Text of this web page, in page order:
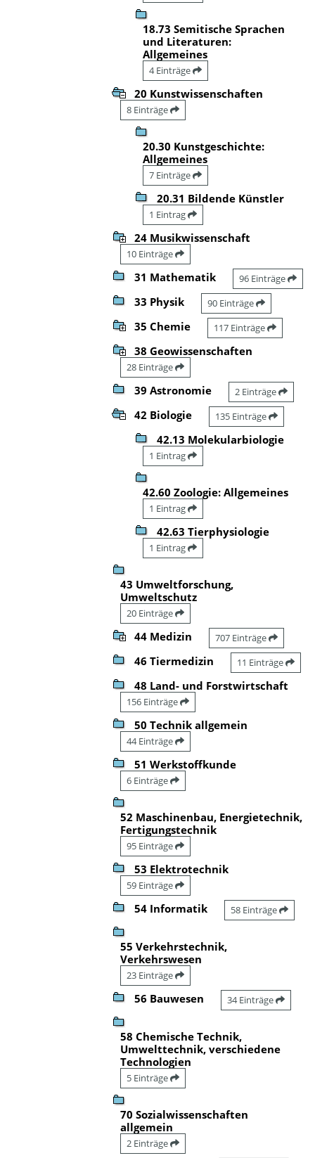
18.73 Semitische Sprachen
und Literaturen:
Allgemeines
4 Einträge
20 Kunstwissenschaften
8 Einträge
20.30 Kunstgeschichte:
Allgemeines
7 Einträge
20.31 Bildende Künstler
1 Eintrag
24 Musikwissenschaft
10 Einträge
31 Mathematik 96 Einträge
33 Physik 90 Einträge
35 Chemie 117 Einträge
38 Geowissenschaften
28 Einträge
39 Astronomie 2 Einträge
42 Biologie 135 Einträge
42.13 Molekularbiologie
1 Eintrag
42.60 Zoologie: Allgemeines
1 Eintrag
42.63 Tierphysiologie
1 Eintrag
43 Umweltforschung,
Umweltschutz
20 Einträge
44 Medizin 707 Einträge
46 Tiermedizin 11 Einträge
48 Land- und Forstwirtschaft
156 Einträge
50 Technik allgemein
44 Einträge
51 Werkstoffkunde
6 Einträge
52 Maschinenbau, Energietechnik,
Fertigungstechnik
95 Einträge
53 Elektrotechnik
59 Einträge
54 Informatik 58 Einträge
55 Verkehrstechnik,
Verkehrswesen
23 Einträge
56 Bauwesen 34 Einträge
58 Chemische Technik,
Umwelttechnik, verschiedene
Technologien
5 Einträge
70 Sozialwissenschaften
allgemein
2 Einträge